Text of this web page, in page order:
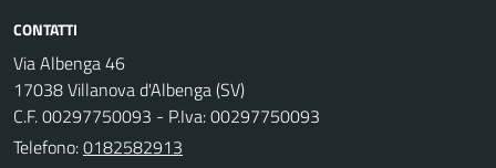
CONTATTI
Via Albenga 46
17038 Villanova d'Albenga (SV)
C.F. 00297750093 - P.Iva: 00297750093
Telefono:0182582913